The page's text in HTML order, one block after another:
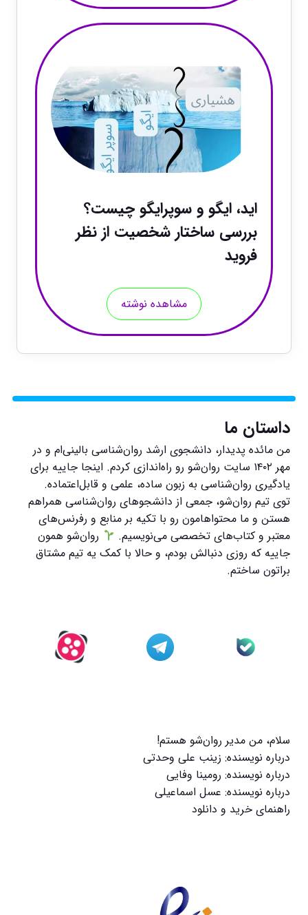
اید، ایگو و سوپرایگو چیست؟
بررسی ساختار شخصیت از نظر
فروید
مشاهده نوشته
داستان ما
من مائده پدیدار، دانشجوی ارشد روان‌شناسی بالینی‌ام و در
مهر ۱۴۰۲ سایت روان‌شو رو راه‌اندازی کردم. اینجا جاییه برای
یادگیری روان‌شناسی به زبون ساده، علمی و قابل‌اعتماده.
توی تیم روان‌شو، جمعی از دانشجوهای روان‌شناسی همراهم
هستن و ما محتواهامون رو با تکیه بر منابع و رفرنس‌های
معتبر و کتاب‌های تخصصی می‌نویسیم.
روان‌شو همون
جاییه که روزی دنبالش بودم، و حالا با کمک یه تیم مشتاق
براتون ساختم.
سلام، من مدیر روان‌شو هستم!
درباره نویسنده: زینب علی وحدتی
درباره نویسنده: رومینا وفایی
درباره نویسنده: عسل اسماعیلی
راهنمای خرید و دانلود